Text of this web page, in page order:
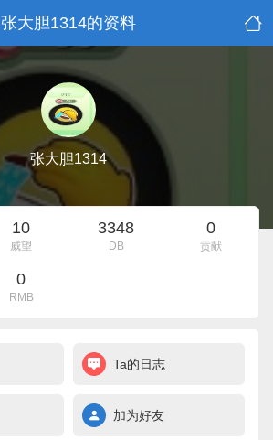
张大胆1314的资料
张大胆1314
10
威望
3348
DB
0
贡献
0
RMB
Ta的日志
加为好友